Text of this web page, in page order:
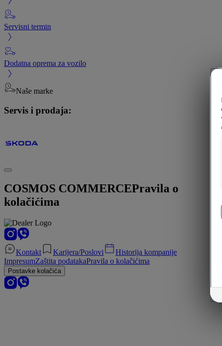
Servisni termin
Dodatna oprema za vozilo
Naše marke
Servis i prodaja:
COSMOS COMMERCEPravila o
kolačićima
Kontakt Karijera/Poslovi
Historija kompanije
ImpresumZaštita podatakaPravila o kolačićima
Postavke kolačića